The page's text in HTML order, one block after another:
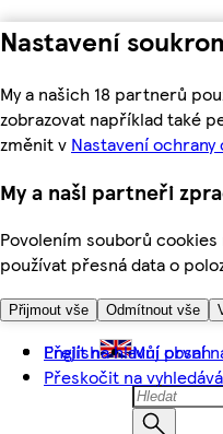
Nastavení
My a našich 18 partnerů
zobrazovat například také
změnit v Nastavení
My a naši partneři
Povolením souborů
používat přesná data o
Přijmout vše Odmítnout vše
Přejít na hlavní obsah
Přeskočit na
English Můj první